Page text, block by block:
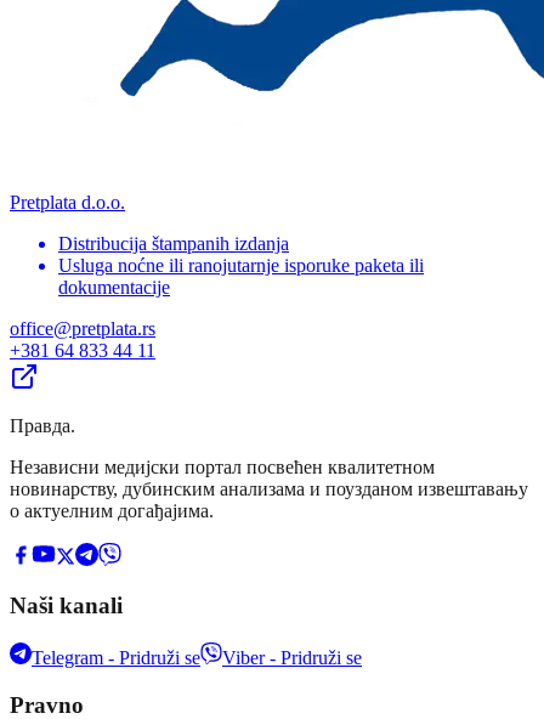
Pretplata d.o.o.
Distribucija štampanih izdanja
Usluga noćne ili ranojutarnje isporuke paketa ili
dokumentacije
office@pretplata.rs
+381 64 833 44 11
Правда.
Независни медијски портал посвећен квалитетном
новинарству, дубинским анализама и поузданом извештавању
о актуелним догађајима.
Naši kanali
Telegram - Pridruži se Viber - Pridruži se
Pravno